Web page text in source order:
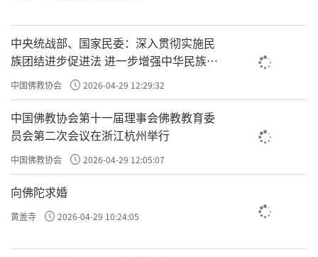
受了戒有戒可以犯，你有戒可犯吗？你没有，你
连犯戒都不敢，连责任都不敢承担！
你要这样反问自己。
所以，受了戒律以后不要着急，不是让你马上就
方向
中央统战部、国家民委：深入贯彻实施民
族团结进步促进法 进一步增强中华民族凝
聚力向心力
中国佛教协会 2026-04-29 12:29:32
中国佛教协会第十一届理事会佛教教育委
员会第二次会议在浙江杭州举行
中国佛教协会 2026-04-29 12:05:07
向佛陀求婚
黄盖寺 2026-04-29 10:24:05